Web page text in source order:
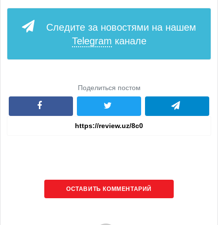
Следите за новостями на нашем
Telegram канале
Поделиться постом
ОСТАВИТЬ КОММЕНТАРИЙ